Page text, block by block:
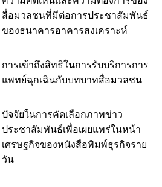
สื่อมวลชนที่มีต่อการประชาสัมพันธ์
ของธนาคารอาคารสงเคราะห์
การเข้าถึงสิทธิในการรับบริการการ
แพทย์ฉุกเฉินกับบทบาทสื่อมวลชน
ปัจจัยในการคัดเลือกภาพข่าว
ประชาสัมพันธ์เพื่อเผยแพร่ในหน้า
เศรษฐกิจของหนังสือพิมพ์ธุรกิจราย
วัน